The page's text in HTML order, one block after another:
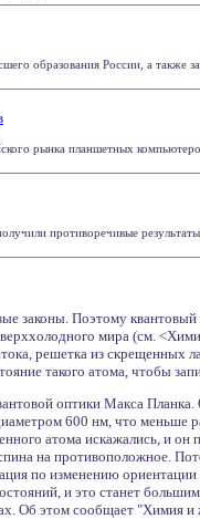
образования России, а также
рынка планшетных
противоречивые
законы. Поэтому
мира (см.
решетка из скрещенных
такого атома, чтобы
оптики Макса
600 нм, что меньше
атома искажались, и он
на противоположное.
по изменению
и это станет
Об этом сообщает "Химия и